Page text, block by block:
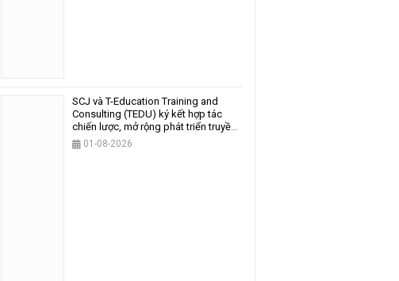
SCJ và T-Education Training and
Consulting (TEDU) ký kết hợp tác
chiến lược, mở rộng phát triển truyền
thông và giáo dục
01-08-2026